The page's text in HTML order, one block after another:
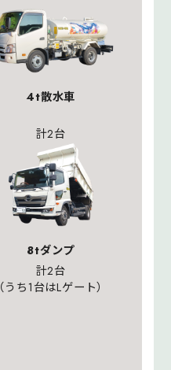
4t散水車
計2台
8tダンプ
計2台
（うち1台はLゲート）